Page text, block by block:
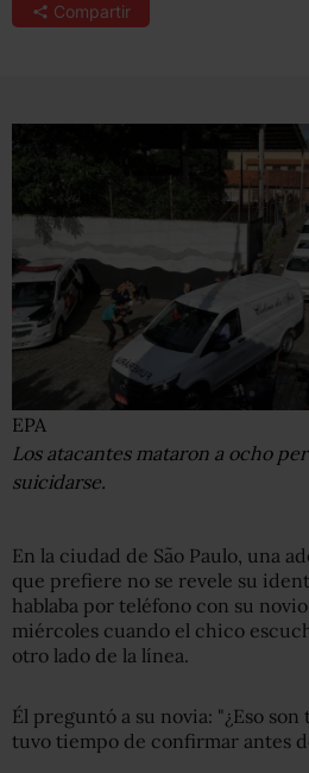
Compartir
EPA
Los atacantes mataron a ocho
suicidarse.
En la ciudad de São Paulo, una
que prefiere no se revele su
hablaba por teléfono con su
miércoles cuando el chico
otro lado de la línea.
Él preguntó a su novia: "¿Eso son
tuvo tiempo de confirmar antes